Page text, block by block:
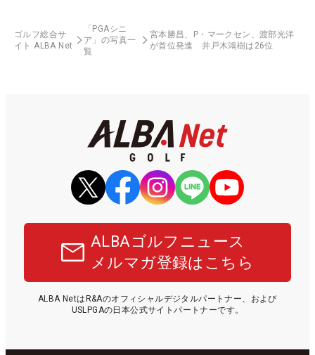
ゴルフ総合サ
イト ALBA Net
「PGAシニ
ア」の写真一
覧
宮本勝昌、P・マークセン、渡部光洋
が首位発進 井戸木鴻樹は26位
ALBAゴルフニュース
メルマガ登録はこちら
ALBA NetはR&Aのオフィシャルデジタルパートナー、および
USLPGAの日本公式サイトパートナーです。